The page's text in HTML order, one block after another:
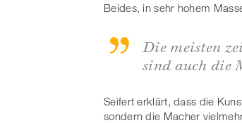
Beides, in sehr hohem
Die meisten
sind auch die
Seifert erklärt, dass die
sondern die Macher